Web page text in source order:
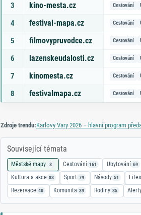
3 kino-mesta.cz Cestování
4 festival-mapa.cz Cestování
5 filmovypruvodce.cz Cestování
6 lazenskeudalosti.cz Cestování
7 kinomesta.cz Cestování
8 festivalmapa.cz Cestování
Zdroje trendu:Karlovy Vary 2026 – hlavní program
Související témata
Městské mapy 8 Cestování 161 Ubytování 69
Kultura a akce 83 Sport 79 Návody 51
Rezervace 40 Komunita 39 Rodiny 35